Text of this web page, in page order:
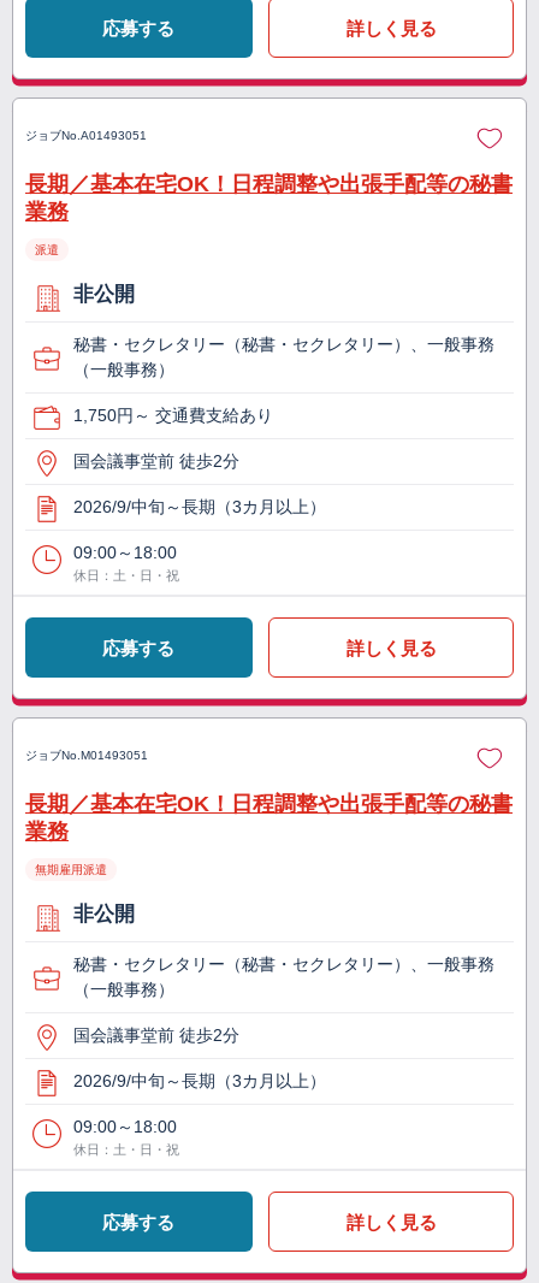
応募する 詳しく見る
ジョブNo. A01493051
長期／基本在宅OK！日程調整や出張手配等の秘書
業務
派遣
非公開
秘書・セクレタリー（秘書・セクレタリー）、一般事務
（一般事務）
1,750円～ 交通費支給あり
国会議事堂前 徒歩2分
2026/9/中旬～長期（3カ月以上）
09:00～18:00
休日：土・日・祝
応募する 詳しく見る
ジョブNo. M01493051
長期／基本在宅OK！日程調整や出張手配等の秘書
業務
無期雇用派遣
非公開
秘書・セクレタリー（秘書・セクレタリー）、一般事務
（一般事務）
国会議事堂前 徒歩2分
2026/9/中旬～長期（3カ月以上）
09:00～18:00
休日：土・日・祝
応募する 詳しく見る